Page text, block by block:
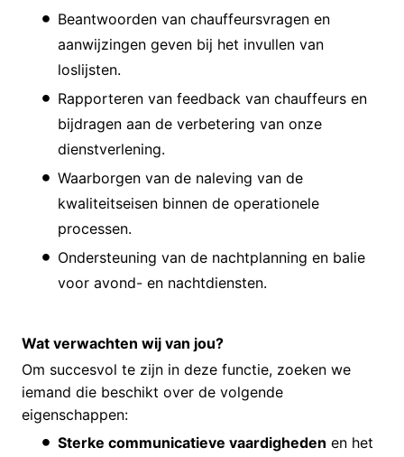
Beantwoorden van chauffeursvragen en
aanwijzingen geven bij het invullen van
loslijsten.
Rapporteren van feedback van chauffeurs en
bijdragen aan de verbetering van onze
dienstverlening.
Waarborgen van de naleving van de
kwaliteitseisen binnen de operationele
processen.
Ondersteuning van de nachtplanning en balie
voor avond- en nachtdiensten.
Wat verwachten wij van jou?
Om succesvol te zijn in deze functie, zoeken we
iemand die beschikt over de volgende
eigenschappen:
Sterke communicatieve vaardigheden en het